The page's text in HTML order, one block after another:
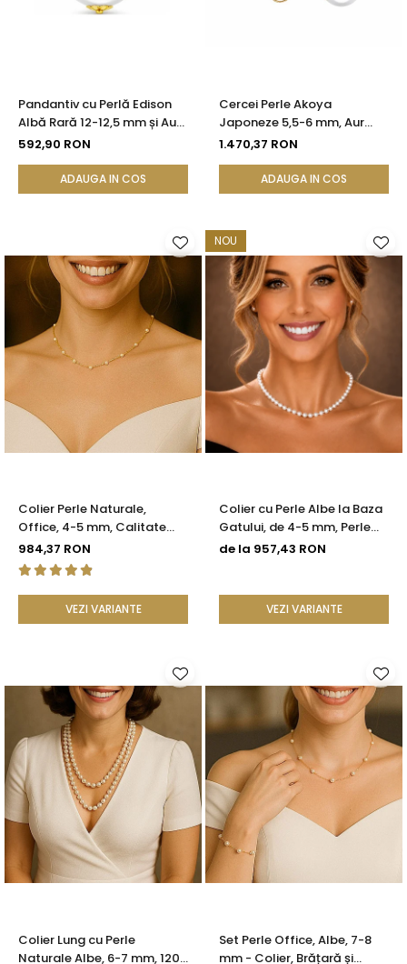
Pandantiv cu Perlă Edison
Albă Rară 12-12,5 mm și Aur
Galben 14K (aur 585) |
592,90 RON
ADAUGA IN COS
Cercei Perle Akoya
Japoneze 5,5-6 mm, Aur
Galben 14K, Tip Șurub -
1.470,37 RON
ADAUGA IN COS
Colier Perle Naturale,
Office, 4-5 mm, Calitate
AAA, Aur 14K | KASKADDA®
984,37 RON
VEZI VARIANTE
NOU
Colier cu Perle Albe la Baza
Gatului, de 4-5 mm, Perle
Rare, Calitate AAA+, Aur 14K
de la 957,43 RON
VEZI VARIANTE
Colier Lung cu Perle
Naturale Albe, 6-7 mm, 120
Set Perle Office, Albe, 7-8
mm - Colier, Brățară și